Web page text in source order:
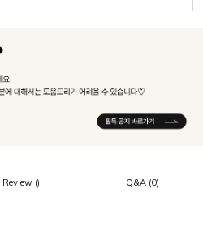
Review () Q&A (0)